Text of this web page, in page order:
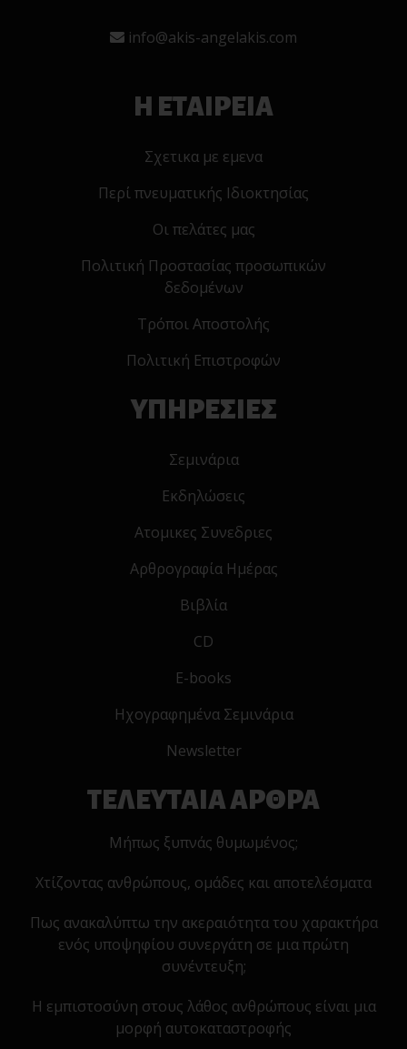
info@akis-angelakis.com
Η ΕΤΑΙΡΕΙΑ
Σχετικα με εμενα
Περί πνευματικής Ιδιοκτησίας
Οι πελάτες μας
Πολιτική Προστασίας προσωπικών
δεδομένων
Τρόποι Αποστολής
Πολιτική Επιστροφών
ΥΠΗΡΕΣΙΕΣ
Σεμινάρια
Εκδηλώσεις
Ατομικες Συνεδριες
Αρθρογραφία Ημέρας
Βιβλία
CD
E-books
Ηχογραφημένα Σεμινάρια
Newsletter
ΤΕΛΕΥΤΑΙΑ ΑΡΘΡΑ
Μήπως ξυπνάς θυμωμένος;
Χτίζοντας ανθρώπους, ομάδες και αποτελέσματα
Πως ανακαλύπτω την ακεραιότητα του χαρακτήρα
ενός υποψηφίου συνεργάτη σε μια πρώτη
συνέντευξη;
Η εμπιστοσύνη στους λάθος ανθρώπους είναι μια
μορφή αυτοκαταστροφής